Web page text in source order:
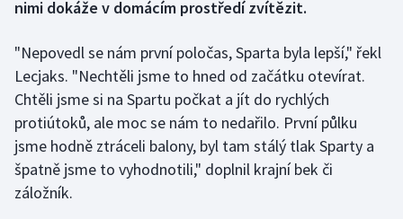
Florbal
Futsal
Golf
Gymnastika
nimi dokáže v domácím prostředí zvítězit.
"Nepovedl se nám první poločas, Sparta byla lepší," řekl
Lecjaks. "Nechtěli jsme to hned od začátku otevírat.
Chtěli jsme si na Spartu počkat a jít do rychlých
protiútoků, ale moc se nám to nedařilo. První půlku
jsme hodně ztráceli balony, byl tam stálý tlak Sparty a
špatně jsme to vyhodnotili," doplnil krajní bek či
záložník.